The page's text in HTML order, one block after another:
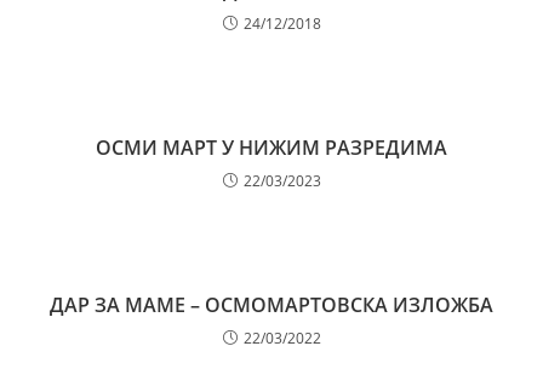
24/12/2018
ОСМИ МАРТ У НИЖИМ РАЗРЕДИМА
22/03/2023
ДАР ЗА МАМЕ – ОСМОМАРТОВСКА ИЗЛОЖБА
22/03/2022